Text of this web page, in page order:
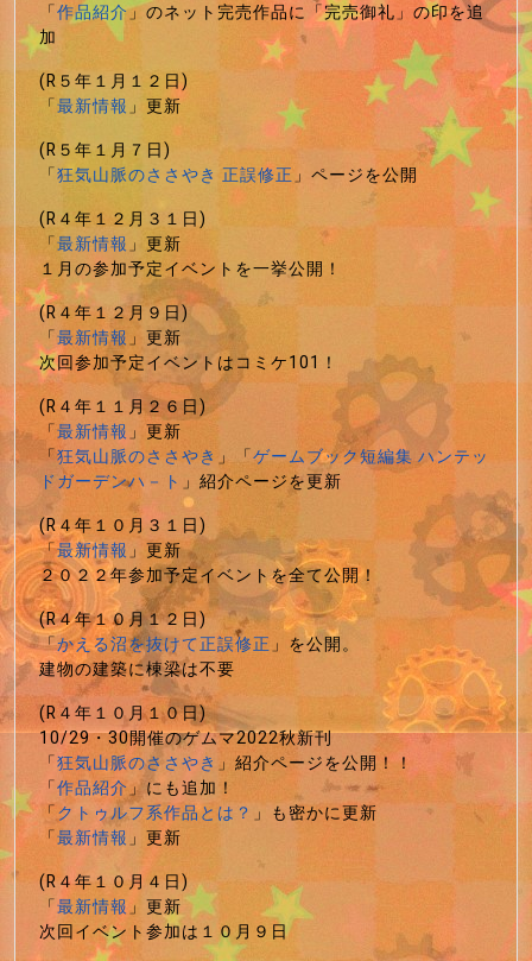
「作品紹介」のネット完売作品に「完売御礼」の印を追
加
(R５年１月１２日)
「最新情報」更新
(R５年１月７日)
「狂気山脈のささやき 正誤修正」ページを公開
(R４年１２月３１日)
「最新情報」更新
１月の参加予定イベントを一挙公開！
(R４年１２月９日)
「最新情報」更新
次回参加予定イベントはコミケ101！
(R４年１１月２６日)
「最新情報」更新
「狂気山脈のささやき 」「ゲームブック短編集 ハンテッ
ドガーデンハ－ト 」紹介ページを更新
(R４年１０月３１日)
「最新情報」更新
２０２２年参加予定イベントを全て公開！
(R４年１０月１２日)
「かえる沼を抜けて正誤修正」を公開。
建物の建築に棟梁は不要
(R４年１０月１０日)
10/29・30開催のゲムマ2022秋新刊
「狂気山脈のささやき 」紹介ページを公開！！
「作品紹介」にも追加！
「クトゥルフ系作品とは？ 」も密かに更新
「最新情報」更新
(R４年１０月４日)
「最新情報」更新
次回イベント参加は１０月９日